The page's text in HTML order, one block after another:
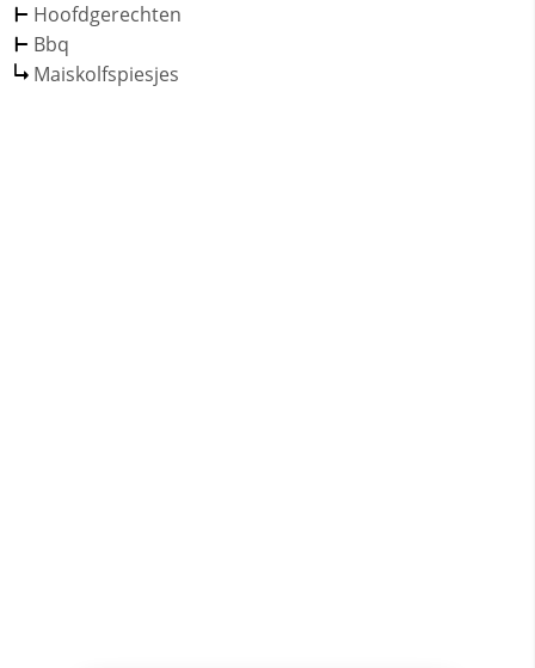
Hoofdgerechten
Bbq
Maiskolfspiesjes